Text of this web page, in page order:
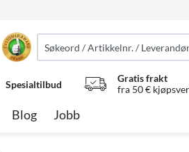
Spesialtilbud
Gratis frakt
fra 50 €
Blog Jobb